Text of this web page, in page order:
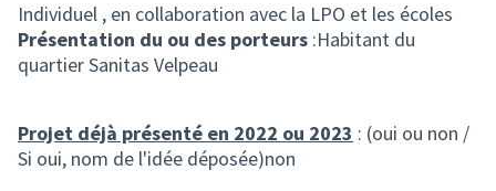
Individuel , en collaboration avec la LPO et les écoles
Présentation du ou des porteurs :Habitant du
quartier Sanitas Velpeau
Projet déjà présenté en 2022 ou 2023 : (oui ou non /
Si oui, nom de l'idée déposée)non